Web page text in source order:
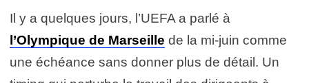
Il y a quelques jours, l’UEFA a parlé à
l’Olympique de Marseille de la mi-juin comme
une échéance sans donner plus de détail. Un